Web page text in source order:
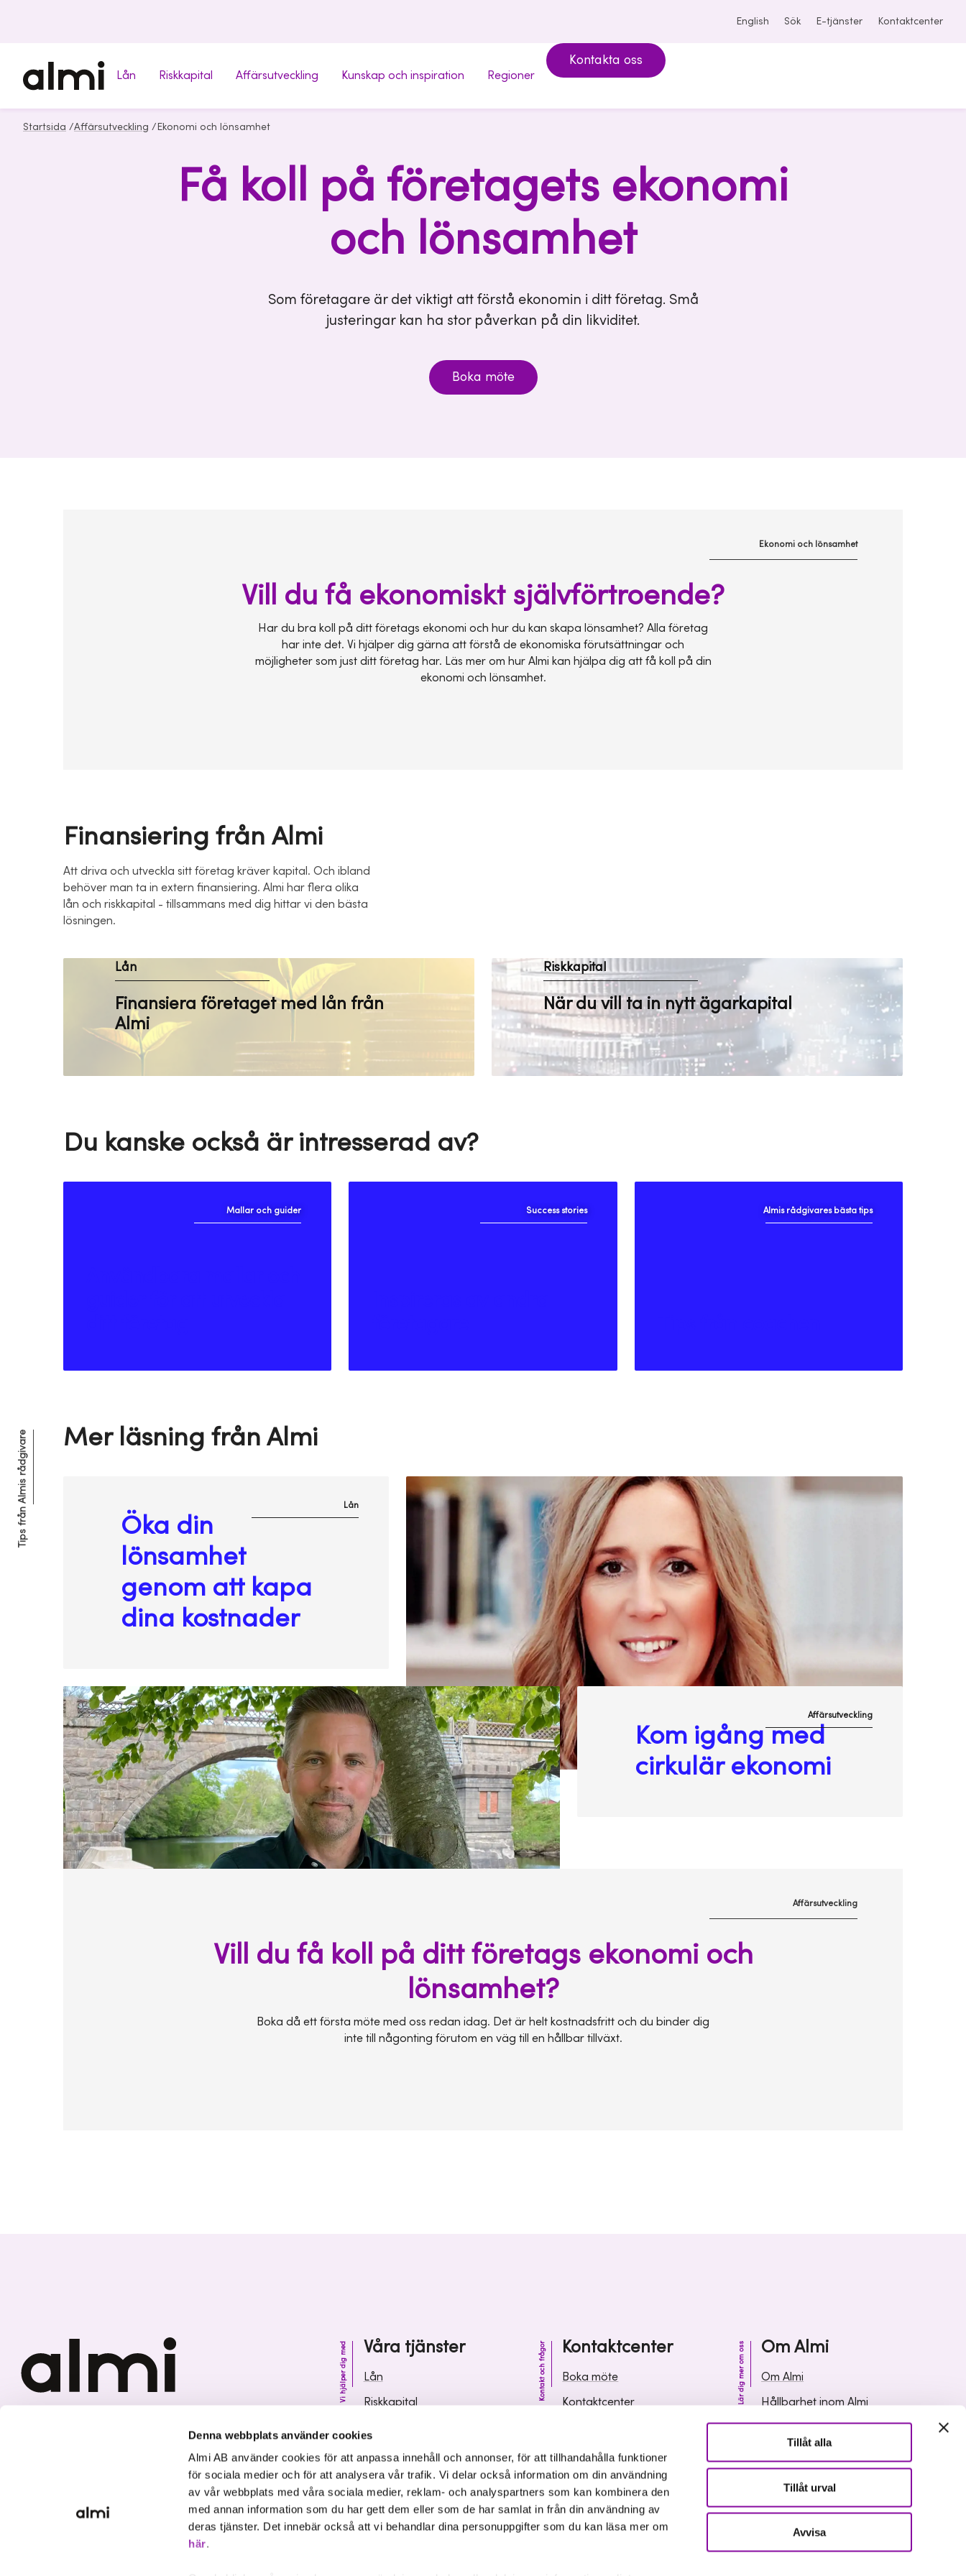
Denna webbplats använder cookies
Almi AB använder cookies för att anpassa innehåll och annonser, för att tillhandahålla funktioner
för sociala medier och för att analysera vår trafik. Vi delar också information om din användning
av vår webbplats med våra sociala medier, reklam- och analyspartners som kan kombinera den
med annan information som du har gett dem eller som de har samlat in från din användning av
deras tjänster. Det innebär också att vi behandlar dina personuppgifter som du kan läsa mer om
här.
Tillåt alla
Tillåt urval
Avvisa
English Sök E-tjänster Kontaktcenter
Lån Riskkapital Affärsutveckling Kunskap och inspiration Regioner
Kontakta oss
Startsida /Affärsutveckling / Ekonomi och lönsamhet
Få koll på företagets ekonomi
och lönsamhet
Som företagare är det viktigt att förstå ekonomin i ditt företag. Små
justeringar kan ha stor påverkan på din likviditet.
Boka möte
Ekonomi och lönsamhet
Vill du få ekonomiskt självförtroende?
Har du bra koll på ditt företags ekonomi och hur du kan skapa lönsamhet? Alla företag
har inte det. Vi hjälper dig gärna att förstå de ekonomiska förutsättningar och
möjligheter som just ditt företag har. Läs mer om hur Almi kan hjälpa dig att få koll på din
ekonomi och lönsamhet.
Finansiering från Almi
Att driva och utveckla sitt företag kräver kapital. Och ibland
behöver man ta in extern finansiering. Almi har flera olika
lån och riskkapital - tillsammans med dig hittar vi den bästa
lösningen.
Lån
Finansiera företaget med lån från
Almi
Riskkapital
När du vill ta in nytt ägarkapital
Du kanske också är intresserad av?
Mallar och guider Success stories Almis rådgivares bästa tips
Tips från Almis rådgivare Mer läsning från Almi
Lån
Öka din
lönsamhet
genom att kapa
dina kostnader
3 saker att ha koll på
när ditt företag växer
Så kan du tackla tuffa
ekonomiska tider
Affärsutveckling
Kom igång med
cirkulär ekonomi
Affärsutveckling
Vill du få koll på ditt företags ekonomi och
lönsamhet?
Boka då ett första möte med oss redan idag. Det är helt kostnadsfritt och du binder dig
inte till någonting förutom en väg till en hållbar tillväxt.
Våra tjänster
Vi hjälper dig med
Lån
Riskkapital
Kunskap och inspiration
Kontaktcenter
Kontakt och frågor
Boka möte
Kontaktcenter
Leverantörsinformation
Om Almi
Lär dig mer om oss
Om Almi
Hållbarhet inom Almi
Organisation
Media och press